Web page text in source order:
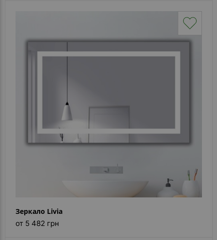
Помошь
(вопрос
- ответ)
Зеркало Livia
от 5 482 грн